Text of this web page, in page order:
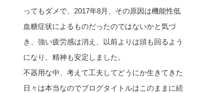
ってもダメで、2017年8月、その原因は機能性低
血糖症状によるものだったのではないかと気づ
き、強い疲労感は消え、以前よりは頭も回るよう
になり、精神も安定しました。
不器用な中、考えて工夫してどうにか生きてきた
日々は本当なのでブログタイトルはこのままに続